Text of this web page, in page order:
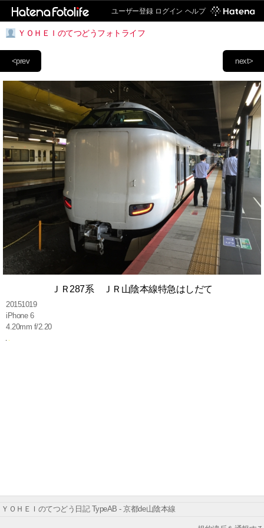
ユーザー登録 ログイン ヘルプ
ＹＯＨＥＩのてつどうフォトライフ
next>
<prev
ＪＲ287系 ＪＲ山陰本線特急はしだて
20151019
iPhone 6
4.20mm f/2.20
ＹＯＨＥＩのてつどう日記 TypeAB - 京都de山陰本線